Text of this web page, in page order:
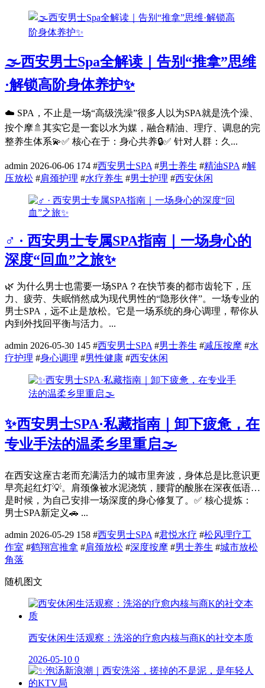
🌫️西安男士Spa全解读｜告别“推拿”思维
·解锁高阶身体养护✨
☁️ SPA，不止是一场“高级洗澡”很多人以为SPA就是洗个澡、
按个摩🚿其实它是一套以水为媒，融合精油、理疗、调息的完
整养生体系💫✅ 核心在于：身心共养🔒✅ 针对人群：久...
admin 2026-06-06 174 #西安男士SPA #男士养生 #精油SPA #解
压放松 #肩颈护理 #水疗养生 #男士护理 #西安休闲
♂️ · 西安男士专属SPA指南｜一场身心的
深度“回血”之旅✨
🌿 为什么男士也需要一场SPA？在快节奏的都市齿轮下，压
力、疲劳、失眠悄然成为现代男性的“隐形伙伴”。一场专业的
男士SPA，远不止是放松。它是一场系统的身心调理，帮你从
内到外找回平衡与活力。...
admin 2026-05-30 145 #西安男士SPA#男士养生 #减压按摩 #水
疗护理 #身心调理 #男性健康 #西安休闲
✨西安男士SPA·私藏指南｜卸下疲惫，在
专业手法的温柔乡里重启🌫️
在西安这座古老而充满活力的城市里奔波，身体总是比意识更
早亮起红灯💡。肩颈像被水泥浇筑，腰背的酸胀在深夜低语…
是时候，为自己安排一场深度的身心修复了。✅ 核心提炼：
男士SPA新定义🚗 ...
admin 2026-05-29 158 #西安男士SPA #君悦水疗 #松风理疗工
作室 #鹤翔宫推拿 #肩颈放松 #深度按摩 #男士养生 #城市放松
角落
随机图文
西安休闲生活观察：洗浴的疗愈内核与商K的社交本质
2026-05-10 0